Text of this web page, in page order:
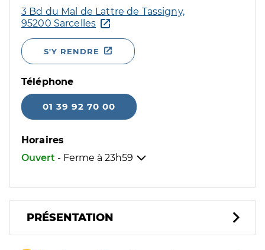
3 Bd du Mal de Lattre de Tassigny,
95200 Sarcelles
S'Y RENDRE
Téléphone
01 39 92 70 00
Horaires
Ouvert - Ferme à 23h59
PRÉSENTATION